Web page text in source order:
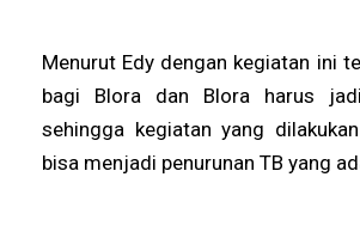
Menurut Edy dengan kegiatan ini
bagi Blora dan Blora harus
sehingga kegiatan yang
bisa menjadi penurunan TB yang